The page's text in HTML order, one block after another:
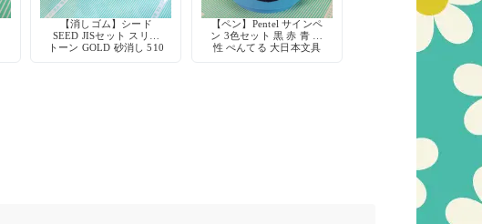
【消しゴム】シード
SEED JISセット スリー
トーン GOLD 砂消し 510
【ペン】Pentel サインペ
ン 3色セット 黒 赤 青 水
性 ぺんてる 大日本文具